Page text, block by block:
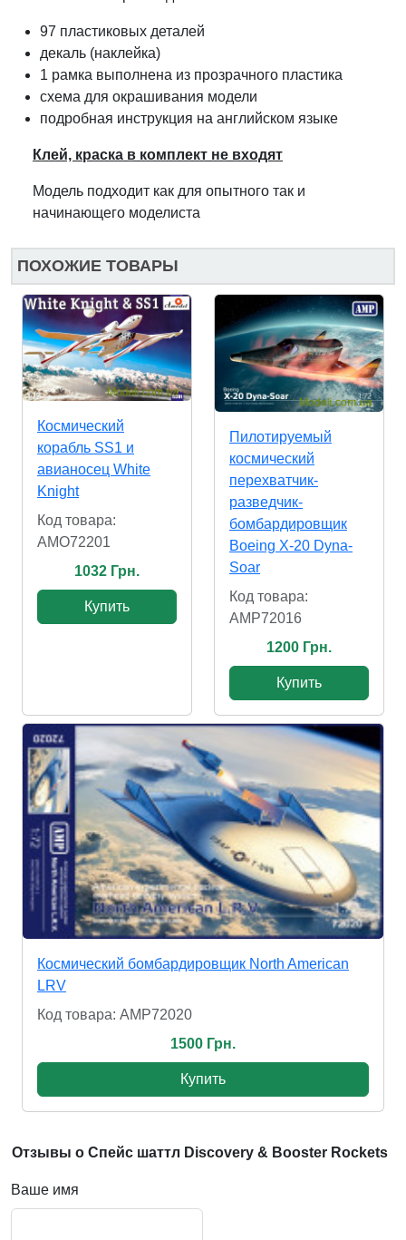
97 пластиковых деталей
декаль (наклейка)
1 рамка выполнена из прозрачного пластика
схема для окрашивания модели
подробная инструкция на английском языке
Клей, краска в комплект не входят
Модель подходит как для опытного так и
начинающего моделиста
ПОХОЖИЕ ТОВАРЫ
Космический
корабль SS1 и
авианосец White
Knight
Код товара:
AMO72201
1032 Грн.
Купить
Пилотируемый
космический
перехватчик-
разведчик-
бомбардировщик
Boeing X-20 Dyna-
Soar
Код товара:
AMP72016
1200 Грн.
Купить
Космический бомбардировщик North American
LRV
Код товара: AMP72020
1500 Грн.
Купить
Отзывы о Спейс шаттл Discovery & Booster Rockets
Ваше имя